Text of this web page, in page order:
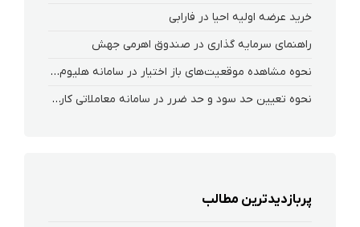
خرید عرضه اولیه احیا در فارابی
راهنمای سرمایه گذاری در صندوق اهرمی جهش
نحوه‌ مشاهده‌ موقعیت‌های باز اختیار در سامانه هلیوم و نکست
نحوه تعیین حد سود و حد ضرر در سامانه معاملاتی کارگزاری فارابی
پربازدیدترین مطالب